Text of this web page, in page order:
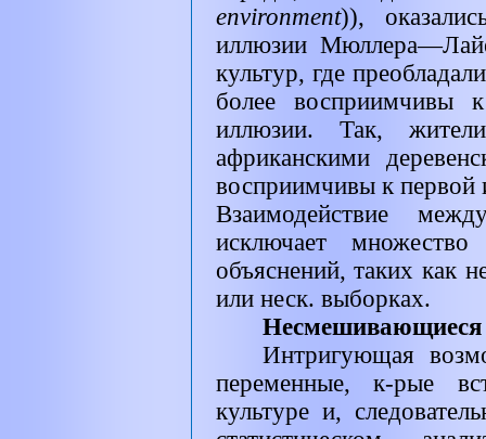
environment)),
иллюзии
культур, где
более восприимчивы к
иллюзии. Так,
африканскими
восприимчивы к
Взаимодействие
исключает множество
объяснений, таких как
или неск. выборках.
Несмешивающиеся
Интригующая
переменные, к-рые
культуре и,